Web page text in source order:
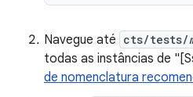
Navegue até cts/tests/
todas as instâncias de
de nomenclatura